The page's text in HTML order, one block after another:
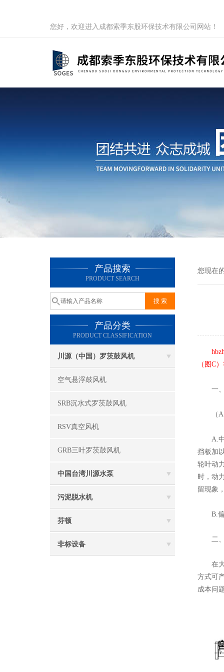
您好，欢迎进入成都索季东股环保技术有限公司网站！
产品搜索
PRODUCT SEARCH
产品分类
PRODUCT CLASSIFICATION
川源（中国）罗茨鼓风机
空气悬浮鼓风机
SRB沉水式罗茨鼓风机
RSV真空风机
GRB三叶罗茨鼓风机
中国台湾川源水泵
污泥脱水机
芬顿
非标设备
您现在
（图C
一、
（A）
A.中心
挡板加
轮叶动
时，动
留现象
B.偏心
二、
在大
方式可
成本问